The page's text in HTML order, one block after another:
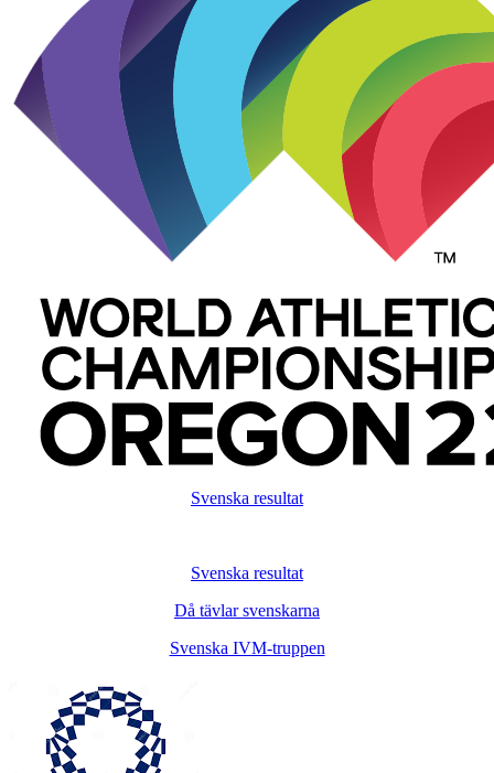
Svenska resultat
Svenska resultat
Då tävlar svenskarna
Svenska IVM-truppen